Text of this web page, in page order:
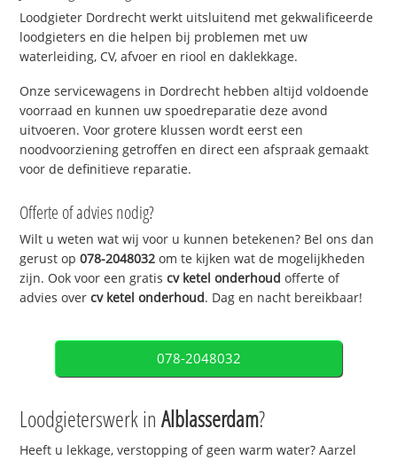
Loodgieter Dordrecht werkt uitsluitend met gekwalificeerde
loodgieters en die helpen bij problemen met uw
waterleiding, CV, afvoer en riool en daklekkage.
Onze servicewagens in Dordrecht hebben altijd voldoende
voorraad en kunnen uw spoedreparatie deze avond
uitvoeren. Voor grotere klussen wordt eerst een
noodvoorziening getroffen en direct een afspraak gemaakt
voor de definitieve reparatie.
Offerte of advies nodig?
Wilt u weten wat wij voor u kunnen betekenen? Bel ons dan
gerust op078-2048032 om te kijken wat de mogelijkheden
zijn. Ook voor een gratiscv ketel onderhoud offerte of
advies overcv ketel onderhoud. Dag en nacht bereikbaar!
078-2048032
Loodgieterswerk inAlblasserdam?
Heeft u lekkage, verstopping of geen warm water? Aarzel